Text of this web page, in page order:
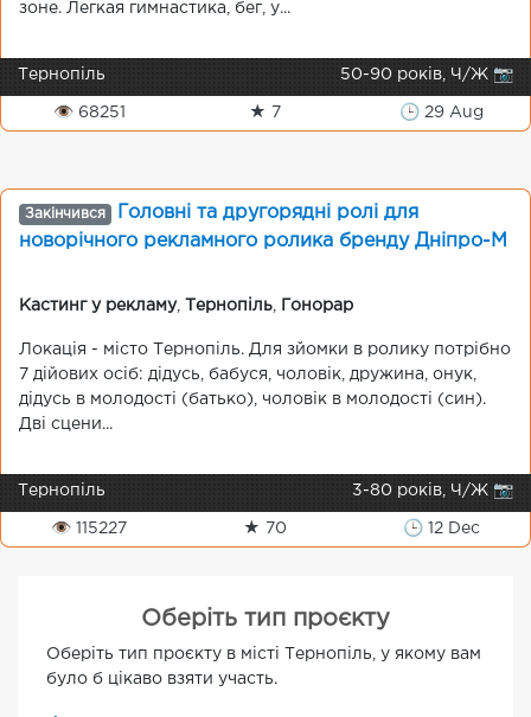
зоне. Легкая гимнастика, бег, у...
Тернопіль 50-90 років, Ч/Ж 📷
👁 68251 ★ 7 🕒 29 Aug
Закінчився
Головні та другорядні ролі для
новорічного рекламного ролика бренду Дніпро-М
Кастинг у рекламу, Тернопіль Гонорар
Локація - місто Тернопіль. Для зйомки в ролику потрібно
7 дійових осіб: дідусь, бабуся, чоловік, дружина, онук,
дідусь в молодості (батько), чоловік в молодості (син).
Дві сцени...
Тернопіль 3-80 років, Ч/Ж 📷
👁 115227 ★ 70 🕒 12 Dec
Оберіть тип проєкту
Оберіть тип проєкту в місті Тернопіль, у якому вам
було б цікаво взяти участь.